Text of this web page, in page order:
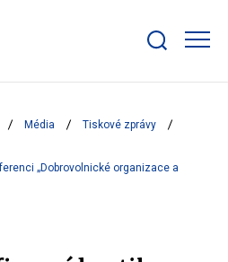
bar
Média
Tiskové zprávy
„Dobrovolnické organizace a